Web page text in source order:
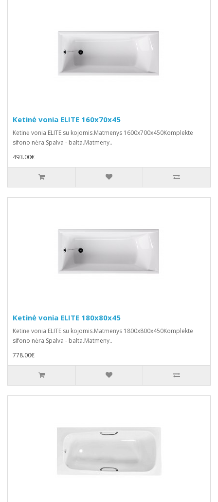
Ketinė vonia ELITE 160x70x45
Ketinė vonia ELITE su kojomis.Matmenys 1600x700x450Komplekte
sifono nėra.Spalva - balta.Matmeny..
493.00€
Ketinė vonia ELITE 180x80x45
Ketinė vonia ELITE su kojomis.Matmenys 1800x800x450Komplekte
sifono nėra.Spalva - balta.Matmeny..
778.00€